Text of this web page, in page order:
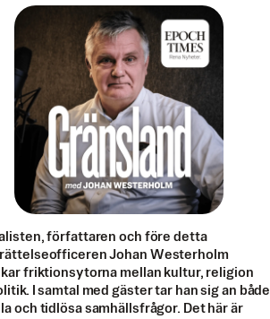
författaren och före detta
Johan Westerholm
friktionsytorna mellan kultur, religion
I samtal med gäster tar han sig an både
och tidlösa samhällsfrågor. Det här är